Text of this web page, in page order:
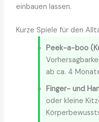
einbauen lassen.
Kurze Spiele für den
Peek-a-boo
ab ca. 4
Finger- und
oder kleine